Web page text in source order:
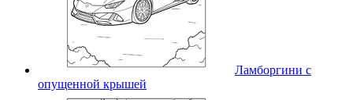
Ламборгини с
опущенной крышей